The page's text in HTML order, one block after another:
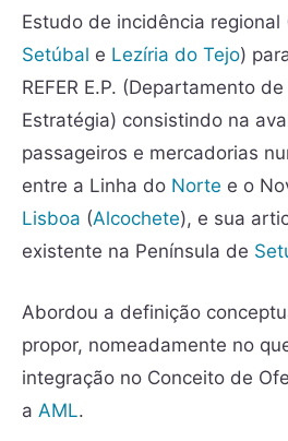
Estudo de incidência regional
Setúbal e Lezíria do Tejo)
REFER E.P. (Departamento
Estratégia) consistindo na
passageiros e mercadorias
entre a Linha do Norte e o
Lisboa (Alcochete), e sua
existente na Península de
Abordou a definição
propor, nomeadamente no
integração no Conceito de
a AML.